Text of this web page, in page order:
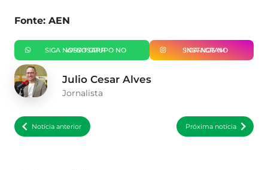
Fonte: AEN
SIGA NOSSO GRUPO NO WHATSAPP SIGA-NOS NO INSTAGRAM
Julio Cesar Alves
Jornalista
Notícia anterior Próxima notícia